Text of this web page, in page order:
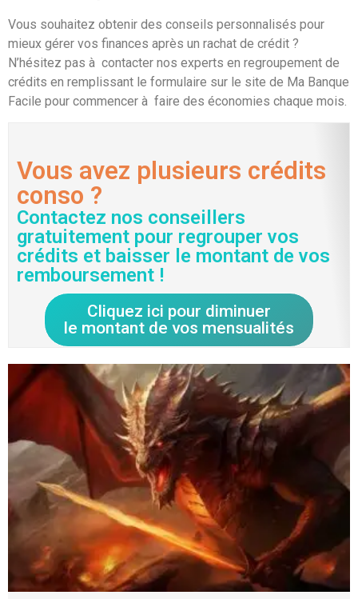
Vous souhaitez obtenir des conseils personnalisés pour
mieux gérer vos finances après un rachat de crédit ?
N’hésitez pas à contacter nos experts en regroupement de
crédits en remplissant le formulaire sur le site de Ma Banque
Facile pour commencer à faire des économies chaque mois.
Vous avez plusieurs crédits
conso ?
Contactez nos conseillers
gratuitement pour regrouper vos
crédits et baisser le montant de vos
remboursement !
Cliquez ici pour diminuer
le montant de vos mensualités